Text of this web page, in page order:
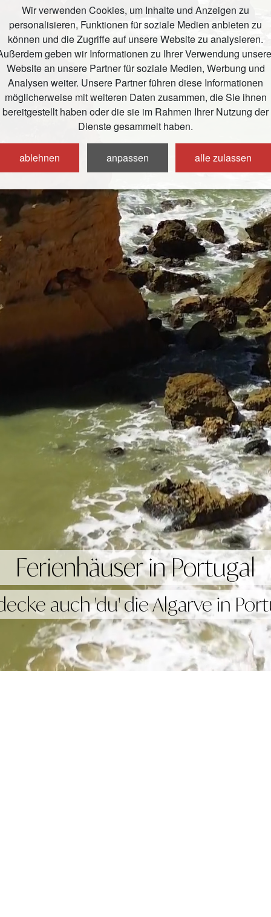
Wir verwenden Cookies, um Inhalte und Anzeigen zu
personalisieren, Funktionen für soziale Medien anbieten zu
können und die Zugriffe auf unsere Website zu analysieren.
geben wir Informationen zu Ihrer Verwendung
Website an unsere Partner für soziale Medien, Werbung und
Analysen weiter. Unsere Partner führen diese Informationen
möglicherweise mit weiteren Daten zusammen, die Sie ihnen
bereitgestellt haben oder die sie im Rahmen Ihrer Nutzung der
Dienste gesammelt haben.
ablehnen anpassen alle zulassen
Ferienhäuser in Portugal
auch 'du' die Algarve in